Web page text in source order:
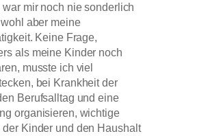
war mir noch nie sonderlich
aber meine
Keine Frage,
als meine Kinder noch
musste ich viel
bei Krankheit der
Berufsalltag und eine
organisieren, wichtige
der Kinder und den Haushalt